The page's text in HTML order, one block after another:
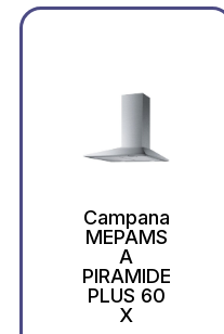
Campana
MEPAMS
A
PIRAMIDE
PLUS 60
X